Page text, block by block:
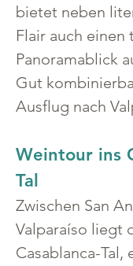
bietet neben
Flair auch einen
Panoramablick
Gut
Ausflug nach
Weintour ins
Tal
Zwischen San
Valparaíso liegt
Casablanca-Tal,